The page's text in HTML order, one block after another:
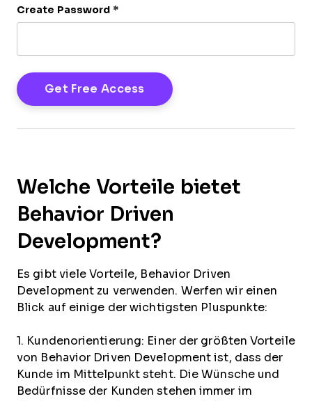
Create Password *
Welche Vorteile bietet
Behavior Driven
Development?
Es gibt viele Vorteile, Behavior Driven
Development zu verwenden. Werfen wir einen
Blick auf einige der wichtigsten Pluspunkte:
1. Kundenorientierung: Einer der größten Vorteile
von Behavior Driven Development ist, dass der
Kunde im Mittelpunkt steht. Die Wünsche und
Bedürfnisse der Kunden stehen immer im